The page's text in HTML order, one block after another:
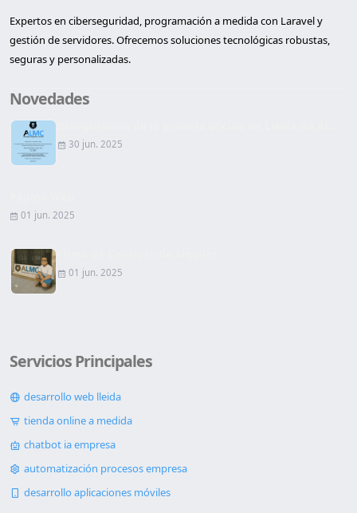
Expertos en ciberseguridad, programación a medida con Laravel y
gestión de servidores. Ofrecemos soluciones tecnológicas robustas,
seguras y personalizadas.
Novedades
30 jun. 2025
01 jun. 2025
01 jun. 2025
Servicios Principales
desarrollo web lleida
tienda online a medida
chatbot ia empresa
automatización procesos empresa
desarrollo aplicaciones móviles